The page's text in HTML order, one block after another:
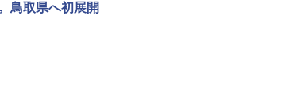
鳥取県へ初展開